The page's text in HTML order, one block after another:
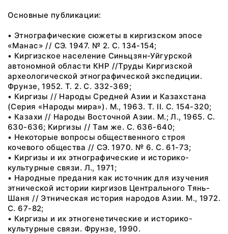
Основные публикации:
• Этнографические сюжеты в киргизском эпосе
«Манас» // СЭ. 1947. № 2. С. 134-154;
• Киргизское население Синьцзян-Уйгурской
автономной области КНР //Труды Киргизской
археологической этнографической экспедиции.
Фрунзе, 1952. Т. 2. С. 332-369;
• Киргизы // Народы Средней Азии и Казахстана
(Серия «Народы мира»). М., 1963. Т. II. С. 154-320;
• Казахи // Народы Восточной Азии. М.; Л., 1965. С.
630-636; Киргизы // Там же. С. 636-640;
• Некоторые вопросы общественного строя
кочевого общества // СЭ. 1970. № 6. С. 61-73;
• Киргизы и их этнографические и историко-
культурные связи. Л., 1971;
• Народные предания как источник для изучения
этнической истории киргизов Центрального Тянь-
Шаня // Этническая история народов Азии. М., 1972.
С. 67-82;
• Киргизы и их этногенетические и историко-
культурные связи. Фрунзе, 1990.